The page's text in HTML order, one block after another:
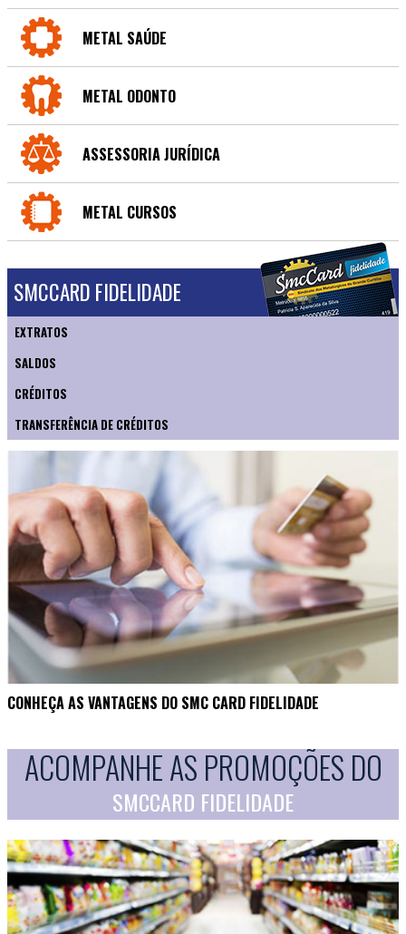
METAL SAÚDE
METAL ODONTO
ASSESSORIA JURÍDICA
METAL CURSOS
SMCCARD FIDELIDADE
EXTRATOS
SALDOS
CRÉDITOS
TRANSFERÊNCIA DE CRÉDITOS
CONHEÇA AS VANTAGENS DO SMC CARD FIDELIDADE
ACOMPANHE AS PROMOÇÕES DO
SMCCARD FIDELIDADE